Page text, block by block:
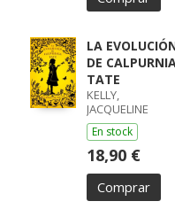
LA
DE
TATE
KELLY,
JACQUELINE
En stock
18,90 €
Comprar